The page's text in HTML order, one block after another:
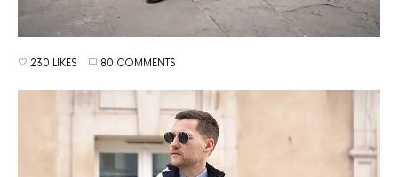
230 LIKES 80 COMMENTS